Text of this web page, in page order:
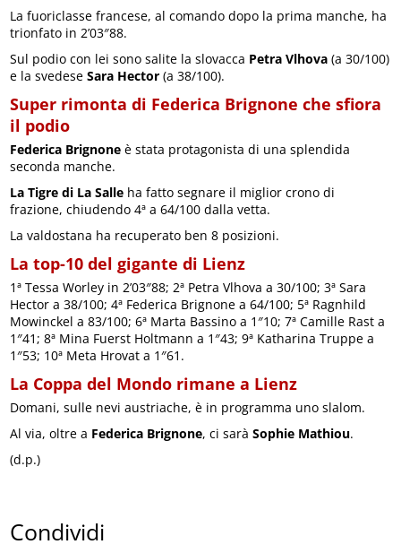
La fuoriclasse francese, al comando dopo la prima manche, ha
trionfato in 2’03″88.
Sul podio con lei sono salite la slovacca Petra Vlhova (a 30/100)
e la svedeseSara Hector (a 38/100).
Super rimonta di Federica Brignone che sfiora
il podio
Federica Brignone è stata protagonista di una splendida
seconda manche.
La Tigre di La Salle ha fatto segnare il miglior crono di
frazione, chiudendo 4ª a 64/100 dalla vetta.
La valdostana ha recuperato ben 8 posizioni.
La top-10 del gigante di Lienz
1ª Tessa Worley in 2’03″88; 2ª Petra Vlhova a 30/100; 3ª Sara
Hector a 38/100; 4ª Federica Brignone a 64/100; 5ª Ragnhild
Mowinckel a 83/100; 6ª Marta Bassino a 1″10; 7ª Camille Rast a
1″41; 8ª Mina Fuerst Holtmann a 1″43; 9ª Katharina Truppe a
1″53; 10ª Meta Hrovat a 1″61.
La Coppa del Mondo rimane a Lienz
Domani, sulle nevi austriache, è in programma uno slalom.
Al via, oltre a Federica Brignone, ci saràSophie Mathiou.
(d.p.)
Condividi